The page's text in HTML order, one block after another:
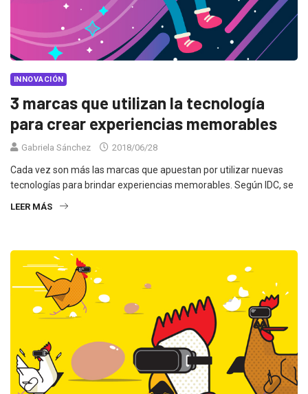
INNOVACIÓN
3 marcas que utilizan la tecnología
para crear experiencias memorables
Gabriela Sánchez 2018/06/28
Cada vez son más las marcas que apuestan por utilizar nuevas
tecnologías para brindar experiencias memorables. Según IDC, se
LEER MÁS